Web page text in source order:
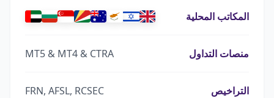
المكاتب المحلية
منصات التداول MT5 & MT4 & CTRA
التراخيص FRN, AFSL, RCSEC